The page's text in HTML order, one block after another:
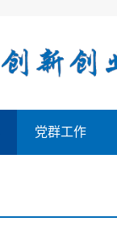
党群工作